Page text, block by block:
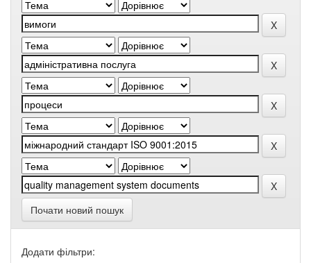
Почати новий пошук
Додати фільтри: